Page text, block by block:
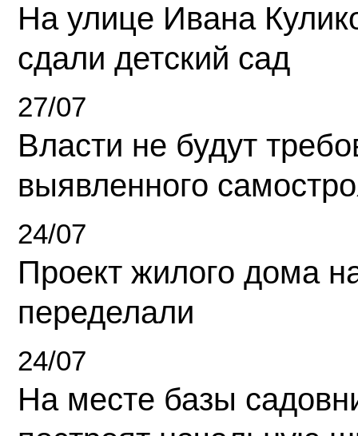
На улице Ивана
сдали детский сад
27/07
Власти не будут
выявленного
24/07
Проект жилого дома
переделали
24/07
На месте базы